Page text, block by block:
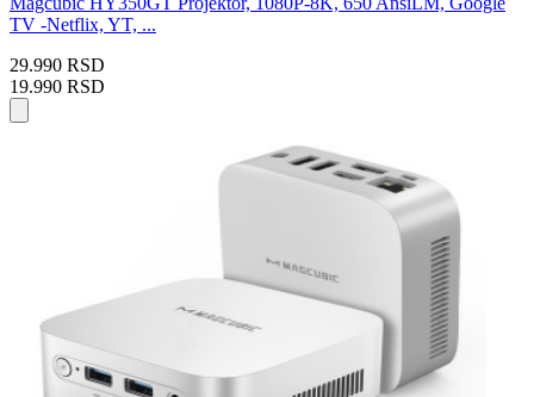
TV -Netflix, YT, ...
29.990 RSD
19.990 RSD